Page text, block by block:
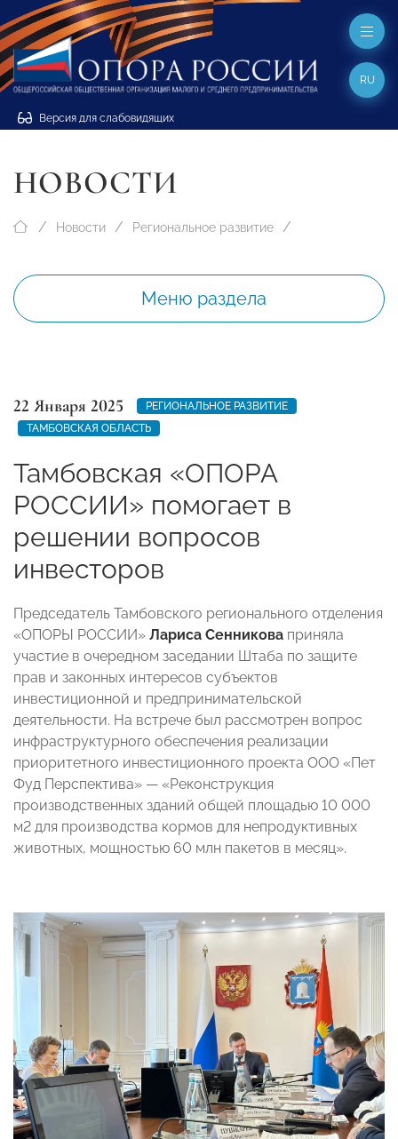
Версия для слабовидящих
RU
НОВОСТИ
Новости Региональное развитие
Меню раздела
22 Января 2025
РЕГИОНАЛЬНОЕ РАЗВИТИЕ
ТАМБОВСКАЯ ОБЛАСТЬ
Тамбовская «ОПОРА
РОССИИ» помогает в
решении вопросов
инвесторов
Председатель Тамбовского регионального отделения
«ОПОРЫ РОССИИ» Лариса Сенникова приняла
участие в очередном заседании Штаба по защите
прав и законных интересов субъектов
инвестиционной и предпринимательской
деятельности. На встрече был рассмотрен вопрос
инфраструктурного обеспечения реализации
приоритетного инвестиционного проекта ООО «Пет
Фуд Перспектива» — «Реконструкция
производственных зданий общей площадью 10 000
м2 для производства кормов для непродуктивных
животных, мощностью 60 млн пакетов в месяц».